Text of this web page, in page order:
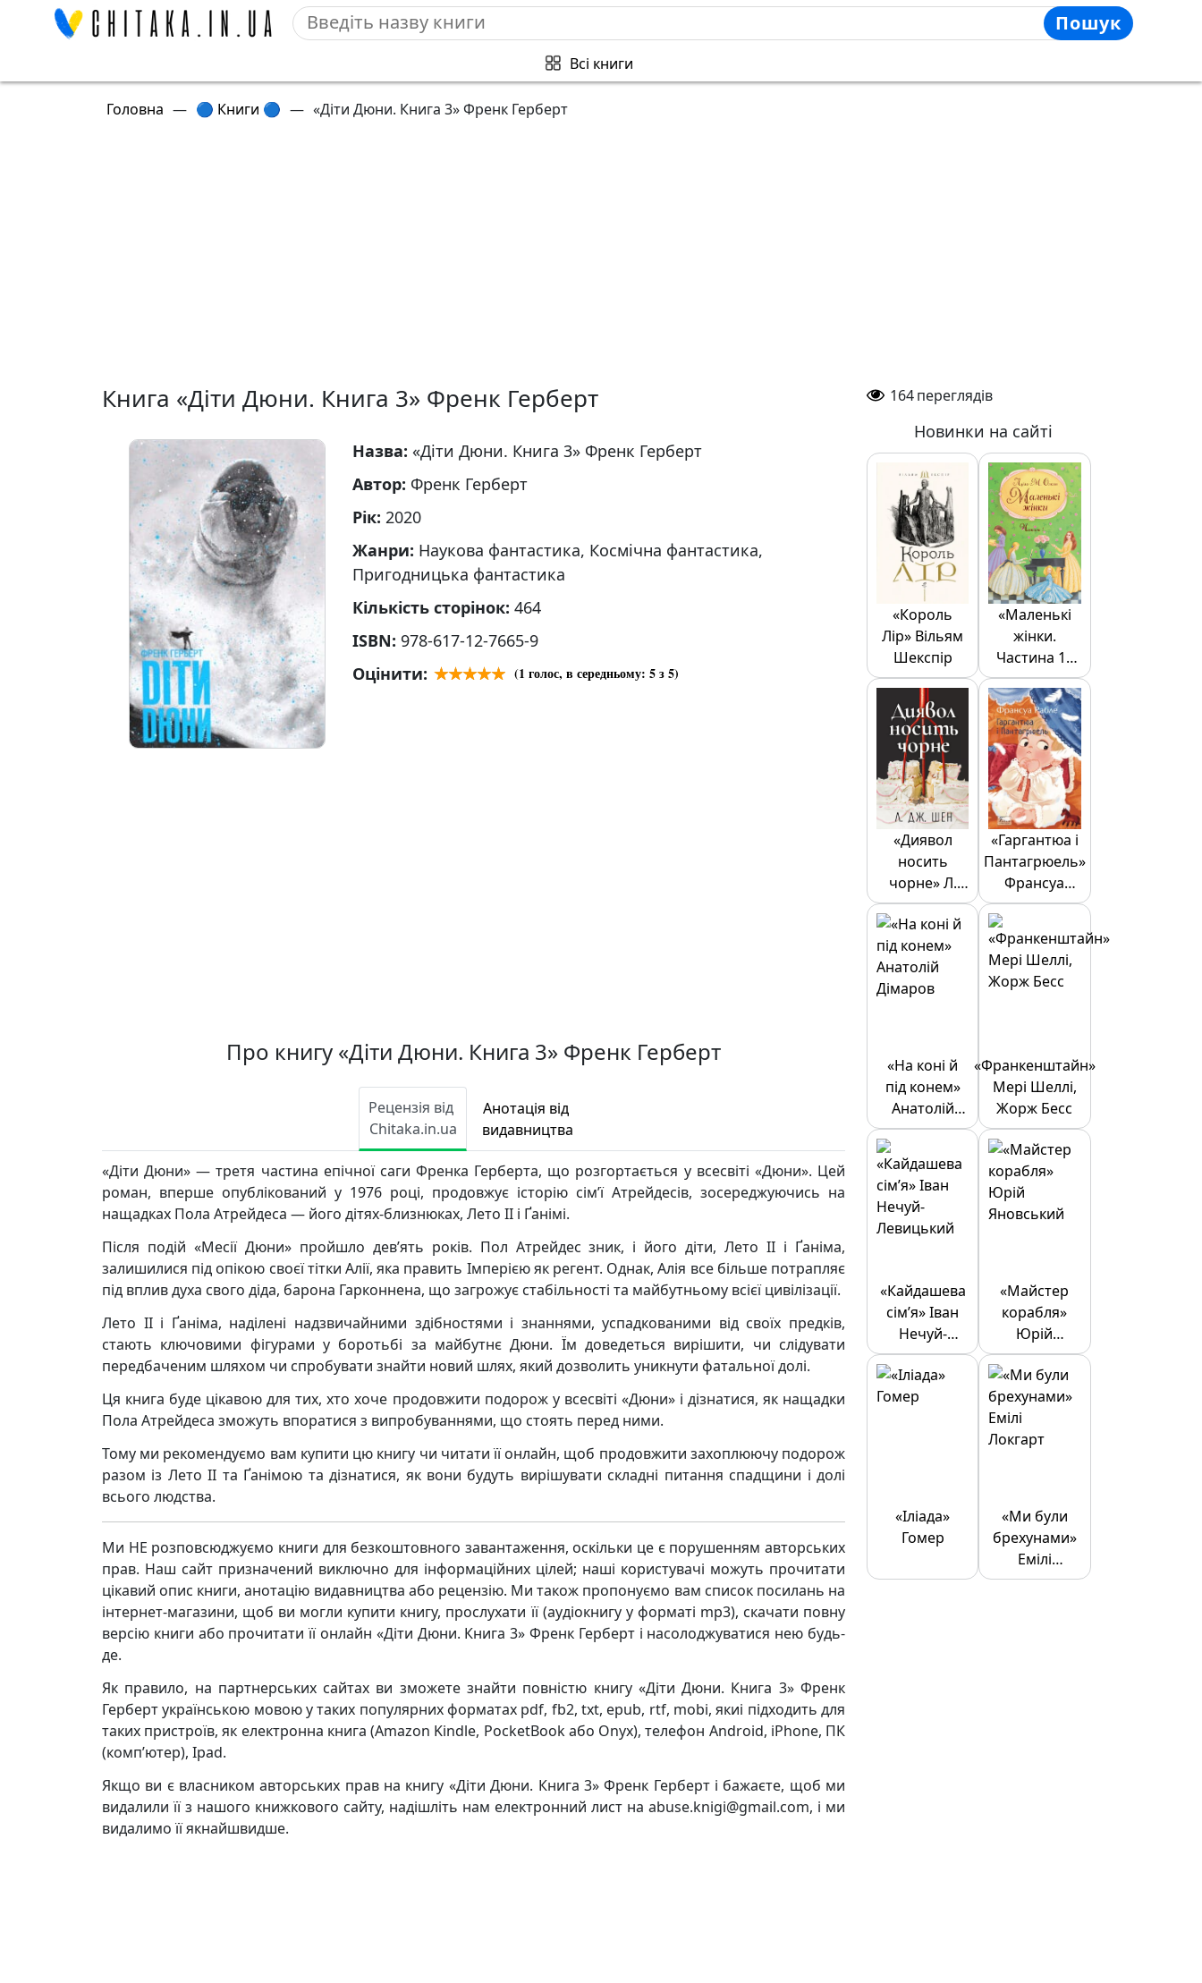
Пошук
Всі книги
Головна — 🔵 Книги 🔵 — «Діти Дюни. Книга 3» Френк Герберт
Книга «Діти Дюни. Книга 3» Френк Герберт
Назва: «Діти Дюни. Книга 3» Френк Герберт
Автор: Френк Герберт
Рік: 2020
Жанри: Наукова фантастика, Космічна фантастика,
Пригодницька фантастика
Кількість сторінок: 464
ISBN: 978-617-12-7665-9
Оцінити:
(1 голос, в середньому: 5з 5)
Про книгу «Діти Дюни. Книга 3» Френк Герберт
Рецензія від
Chitaka.in.ua
Анотація від
видавництва
«Діти Дюни» — третя частина епічної саги Френка Герберта, що розгортається у всесвіті «Дюни». Цей
роман, вперше опублікований у 1976 році, продовжує історію сім’ї Атрейдесів, зосереджуючись на
нащадках Пола Атрейдеса — його дітях-близнюках, Лето II і Ґанімі.
Після подій «Месії Дюни» пройшло дев’ять років. Пол Атрейдес зник, і його діти, Лето II і Ґаніма,
залишилися під опікою своєї тітки Алії, яка править Імперією як регент. Однак, Алія все більше потрапляє
під вплив духа свого діда, барона Гарконнена, що загрожує стабільності та майбутньому всієї цивілізації.
Лето II і Ґаніма, наділені надзвичайними здібностями і знаннями, успадкованими від своїх предків,
стають ключовими фігурами у боротьбі за майбутнє Дюни. Їм доведеться вирішити, чи слідувати
передбаченим шляхом чи спробувати знайти новий шлях, який дозволить уникнути фатальної долі.
Ця книга буде цікавою для тих, хто хоче продовжити подорож у всесвіті «Дюни» і дізнатися, як нащадки
Пола Атрейдеса зможуть впоратися з випробуваннями, що стоять перед ними.
Тому ми рекомендуємо вам купити цю книгу чи читати її онлайн, щоб продовжити захоплюючу подорож
разом із Лето II та Ґанімою та дізнатися, як вони будуть вирішувати складні питання спадщини і долі
всього людства.
Ми НЕ розповсюджуємо книги для безкоштовного завантаження, оскільки це є порушенням авторських
прав. Наш сайт призначений виключно для інформаційних цілей; наші користувачі можуть прочитати
цікавий опис книги, анотацію видавництва або рецензію. Ми також пропонуємо вам список посилань на
інтернет-магазини, щоб ви могли купити книгу, прослухати її (аудіокнигу у форматі mp3), скачати повну
версію книги або прочитати її онлайн «Діти Дюни. Книга 3» Френк Герберт і насолоджуватися нею будь-
де.
Як правило, на партнерських сайтах ви зможете знайти повністю книгу «Діти Дюни. Книга 3» Френк
Герберт українською мовою у таких популярних форматах pdf, fb2, txt, epub, rtf, mobi, якиі підходить для
таких пристроїв, як електронна книга (Amazon Kindle, PocketBook або Onyx), телефон Android, iPhone, ПК
(комп’ютер), Ipad.
Якщо ви є власником авторських прав на книгу «Діти Дюни. Книга 3» Френк Герберт і бажаєте, щоб ми
видалили її з нашого книжкового сайту, надішліть нам електронний лист на abuse.knigi@gmail.com, і ми
видалимо її якнайшвидше.
164переглядів
Новинки на сайті
«Король
Лір» Вільям
Шекспір
«Маленькі
жінки.
Частина 1»
Луїза Олкотт
«Диявол
носить
чорне» Л.
Дж. Шен
«Гаргантюа і
Пантагрюель»
Франсуа
Рабле
«На коні й
під конем»
Анатолій
Дімаров
«Франкенштайн»
Мері Шеллі,
Жорж Бесс
«Кайдашева
сім’я» Іван
Нечуй-
Левицький
«Майстер
корабля»
Юрій
Яновський
«Іліада»
Гомер
«Ми були
брехунами»
Емілі
Локгарт